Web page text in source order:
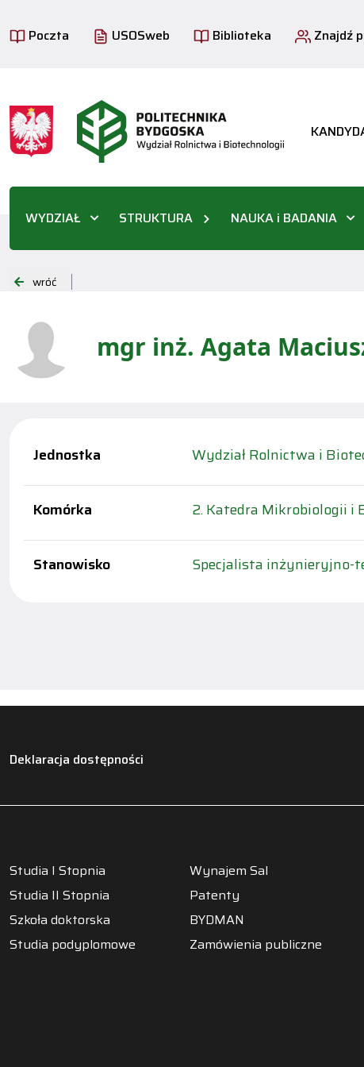
Poczta USOSweb Biblioteka Znajdź
WYDZIAŁ STRUKTURA NAUKA i BADANIA
wróć
mgr inż. Agata
Jednostka Wydział Rolnictwa i
Komórka 2. Katedra Mikrobiologii i
Stanowisko Specjalista inżynieryjno-
Deklaracja dostępności
Studia I Stopnia
Studia II Stopnia
Szkoła doktorska
Studia podyplomowe
Wynajem Sal
Patenty
BYDMAN
Zamówienia publiczne